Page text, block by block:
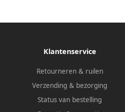
Klantenservice
Retourneren & ruilen
Verzending & bezorging
Status van bestelling